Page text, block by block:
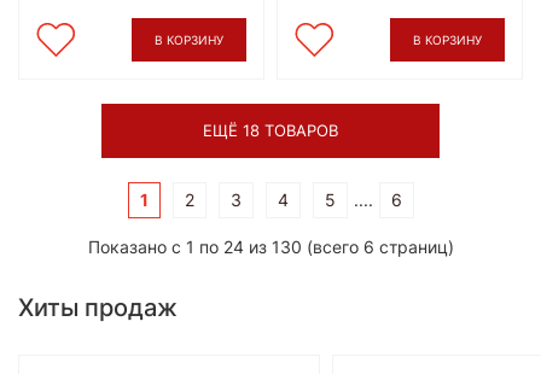
В КОРЗИНУ В КОРЗИНУ
ЕЩЁ 18 ТОВАРОВ
1 2 3 4 5 .... 6
Показано с 1 по 24 из 130 (всего 6 страниц)
Хиты продаж